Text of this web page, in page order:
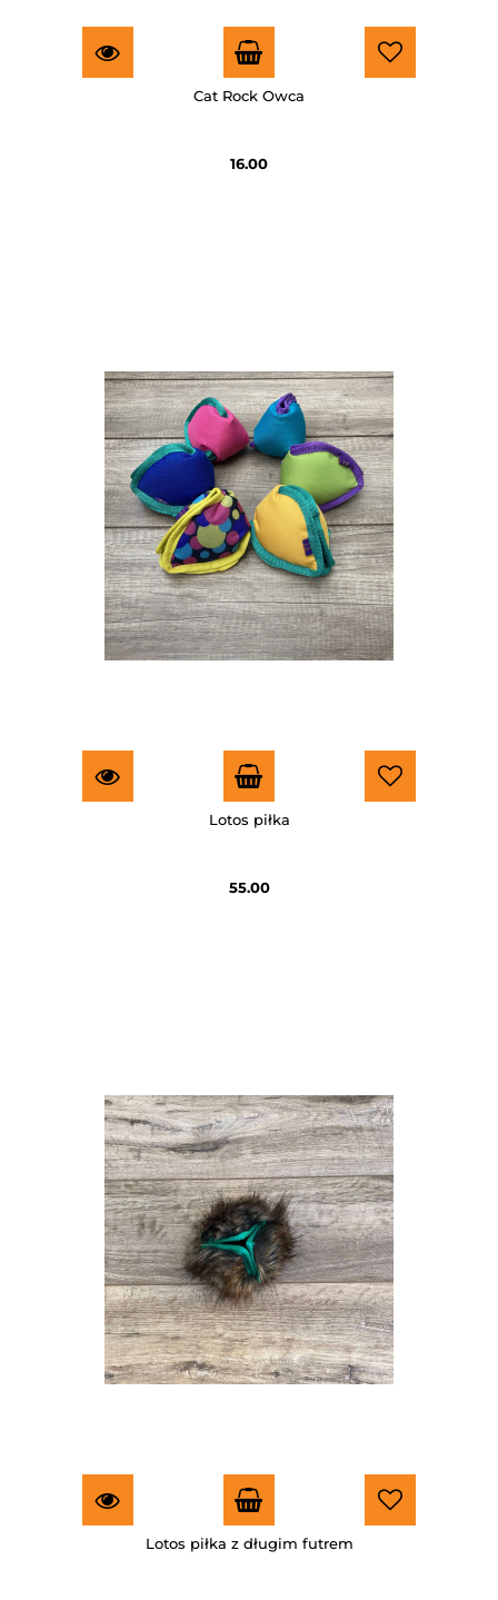
Cat Rock Owca
16.00
Lotos piłka
55.00
Lotos piłka z długim futrem